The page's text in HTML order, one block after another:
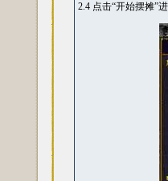
2.4 点击“开始摆摊”